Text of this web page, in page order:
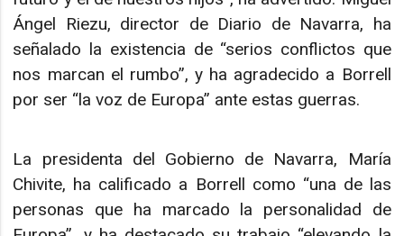
Ángel Riezu, director de Diario de Navarra, ha
señalado la existencia de “serios conflictos que
nos marcan el rumbo”, y ha agradecido a Borrell
por ser “la voz de Europa” ante estas guerras.
La presidenta del Gobierno de Navarra, María
Chivite, ha calificado a Borrell como “una de las
personas que ha marcado la personalidad de